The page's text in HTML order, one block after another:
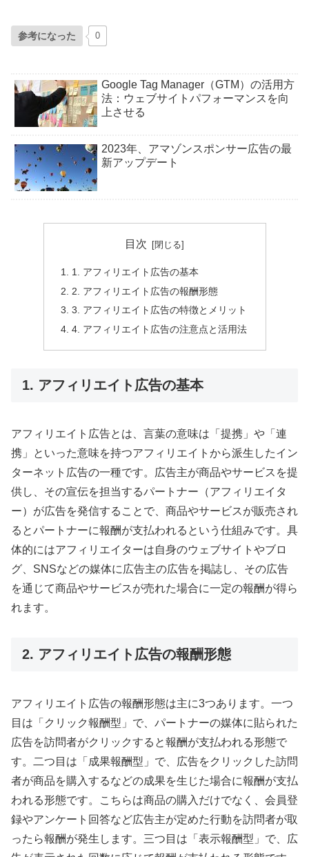
参考になった 0
Google Tag Manager（GTM）の活用方
法：ウェブサイトパフォーマンスを向
上させる
2023年、アマゾンスポンサー広告の最
新アップデート
目次
1. アフィリエイト広告の基本
2. アフィリエイト広告の報酬形態
3. アフィリエイト広告の特徴とメリット
4. アフィリエイト広告の注意点と活用法
1. アフィリエイト広告の基本
アフィリエイト広告とは、言葉の意味は「提携」や「連
携」といった意味を持つアフィリエイトから派生したイン
ターネット広告の一種です。広告主が商品やサービスを提
供し、その宣伝を担当するパートナー（アフィリエイタ
ー）が広告を発信することで、商品やサービスが販売され
るとパートナーに報酬が支払われるという仕組みです。具
体的にはアフィリエイターは自身のウェブサイトやブロ
グ、SNSなどの媒体に広告主の広告を掲誌し、その広告
を通じて商品やサービスが売れた場合に一定の報酬が得ら
れます。
2. アフィリエイト広告の報酬形態
アフィリエイト広告の報酬形態は主に3つあります。一つ
目は「クリック報酬型」で、パートナーの媒体に貼られた
広告を訪問者がクリックすると報酬が支払われる形態で
す。二つ目は「成果報酬型」で、広告をクリックした訪問
者が商品を購入するなどの成果を生じた場合に報酬が支払
われる形態です。こちらは商品の購入だけでなく、会員登
録やアンケート回答など広告主が定めた行動を訪問者が取
ったら報酬が発生します。三つ目は「表示報酬型」で、広